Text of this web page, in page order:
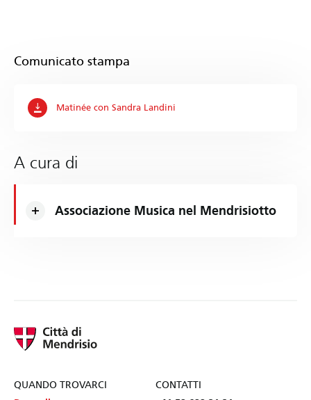
Comunicato stampa
Matinée con Sandra Landini
A cura di
Associazione Musica nel Mendrisiotto
QUANDO TROVARCI
CONTATTI